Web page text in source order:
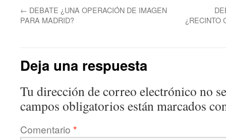
← DEBATE ¿UNA OPERACIÓN DE IMAGEN
PARA MADRID?
¿RECINTO
Deja una respuesta
Tu dirección de correo electrónico no
campos obligatorios están marcados
Comentario *